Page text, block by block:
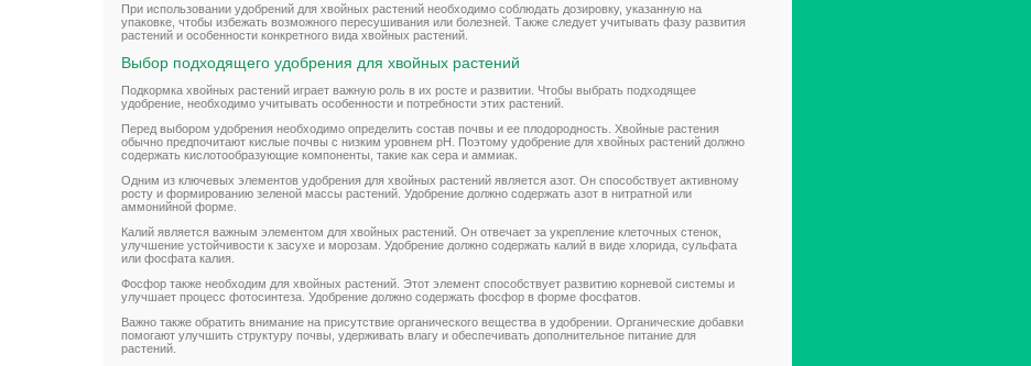
При использовании удобрений для хвойных растений необходимо соблюдать дозировку, указанную на
упаковке, чтобы избежать возможного пересушивания или болезней. Также следует учитывать фазу развития
растений и особенности конкретного вида хвойных растений.
Выбор подходящего удобрения для хвойных растений
Подкормка хвойных растений играет важную роль в их росте и развитии. Чтобы выбрать подходящее
удобрение, необходимо учитывать особенности и потребности этих растений.
Перед выбором удобрения необходимо определить состав почвы и ее плодородность. Хвойные растения
обычно предпочитают кислые почвы с низким уровнем pH. Поэтому удобрение для хвойных растений должно
содержать кислотообразующие компоненты, такие как сера и аммиак.
Одним из ключевых элементов удобрения для хвойных растений является азот. Он способствует активному
росту и формированию зеленой массы растений. Удобрение должно содержать азот в нитратной или
аммонийной форме.
Калий является важным элементом для хвойных растений. Он отвечает за укрепление клеточных стенок,
улучшение устойчивости к засухе и морозам. Удобрение должно содержать калий в виде хлорида, сульфата
или фосфата калия.
Фосфор также необходим для хвойных растений. Этот элемент способствует развитию корневой системы и
улучшает процесс фотосинтеза. Удобрение должно содержать фосфор в форме фосфатов.
Важно также обратить внимание на присутствие органического вещества в удобрении. Органические добавки
помогают улучшить структуру почвы, удерживать влагу и обеспечивать дополнительное питание для
растений.